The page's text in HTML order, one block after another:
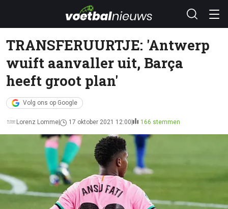
TRANSFERUURTJE: 'Antwerp
wuift aanvaller uit, Barça
heeft groot plan'
Volg ons op Google
Lorenz Lomme 17 oktober 2021 12:00 166 stemmen